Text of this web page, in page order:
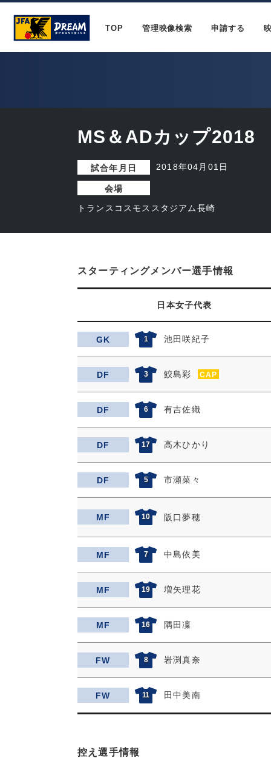
TOP 管理映像検索 申請する
MS＆ADカップ2018
試合年月日 2018年04月01日
会場
トランスコスモススタジアム長崎
スターティングメンバー選手情報
日本女子代表
GK 1 池田咲紀子
DF 3 鮫島彩 CAP
DF 6 有吉佐織
DF 17 高木ひかり
DF 5 市瀬菜々
MF 10 阪口夢穂
MF 7 中島依美
MF 19 増矢理花
MF 16 隅田凜
FW 8 岩渕真奈
FW 11 田中美南
控え選手情報